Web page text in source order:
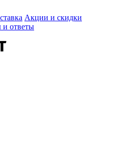
Акции и скидки
ответы